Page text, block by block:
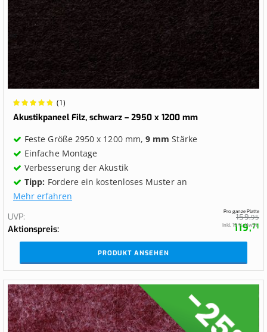
Wertung:
100%
(1)
Akustikpaneel Filz, schwarz – 2950 x 1200 mm
Feste Größe 2950 x 1200 mm,9 mm Stärke
Einfache Montage
Verbesserung der Akustik
Tipp: Fordere ein kostenloses Muster an
Mehr erfahren
UVP
159,95
Aktionspreis
Pro ganze Platte
119,71
Inkl. 19 % MwSt.
PRODUKT ANSEHEN